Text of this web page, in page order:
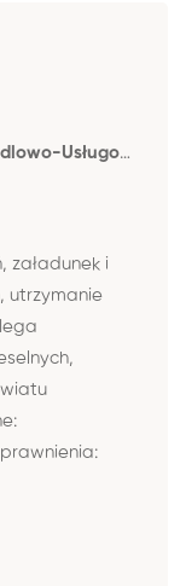
Usługowa KELA
załadunek i
utrzymanie